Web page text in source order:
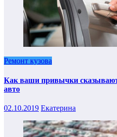
Ремонт кузова
Как ваши привычки
авто
02.10.2019 Екатерина